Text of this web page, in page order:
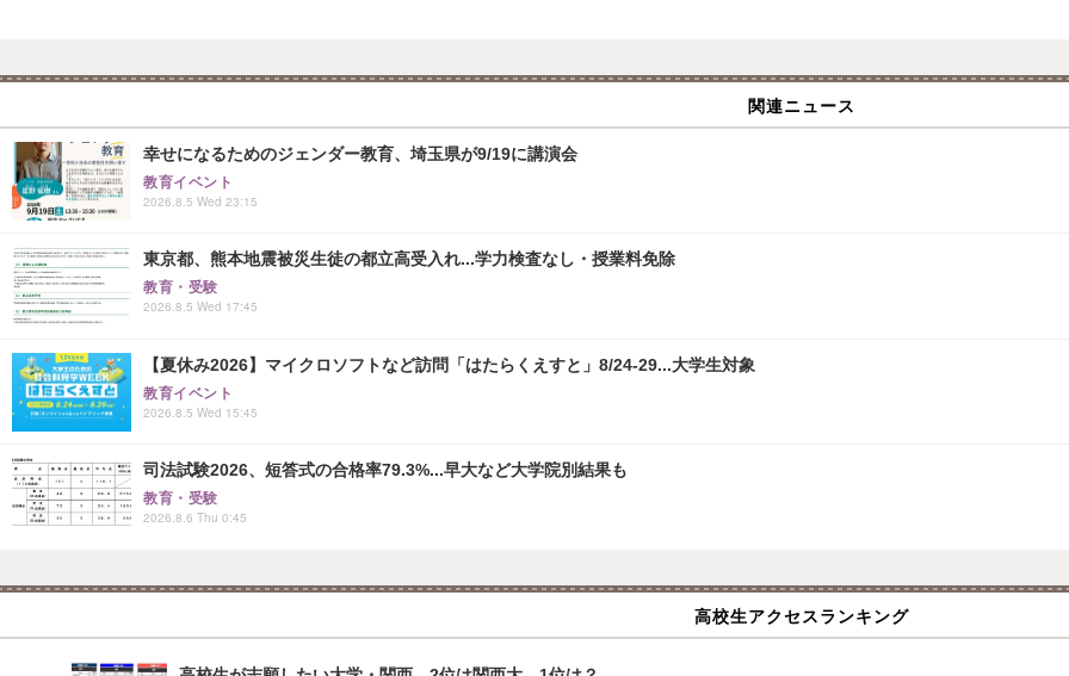
関連ニュース
幸せになるためのジェンダー教育、埼玉県が9/19に講演会
教育イベント
2026.8.5 Wed 23:15
東京都、熊本地震被災生徒の都立高受入れ...学力検査なし・授業料免除
教育・受験
2026.8.5 Wed 17:45
【夏休み2026】マイクロソフトなど訪問「はたらくえすと」8/24-29...大学生対象
教育イベント
2026.8.5 Wed 15:45
司法試験2026、短答式の合格率79.3%...早大など大学院別結果も
教育・受験
2026.8.6 Thu 0:45
高校生アクセスランキング